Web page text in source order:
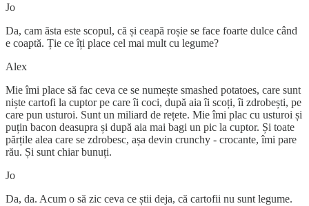
Jo
Da, cam ăsta este scopul, că și ceapă roșie se face foarte dulce când
e coaptă. Ție ce îți place cel mai mult cu legume?
Alex
Mie îmi place să fac ceva ce se numește smashed potatoes, care sunt
niște cartofi la cuptor pe care îi coci, după aia îi scoți, îi zdrobești, pe
care pun usturoi. Sunt un miliard de rețete. Mie îmi plac cu usturoi și
puțin bacon deasupra și după aia mai bagi un pic la cuptor. Și toate
părțile alea care se zdrobesc, așa devin crunchy - crocante, îmi pare
rău. Și sunt chiar bunuți.
Jo
Da, da. Acum o să zic ceva ce știi deja, că cartofii nu sunt legume.